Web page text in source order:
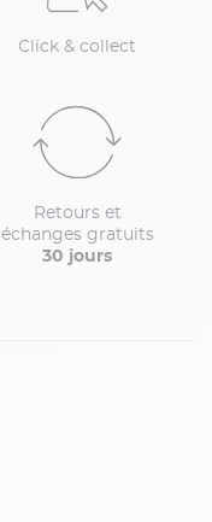
Click & collect
Retours et
échanges gratuits
30 jours